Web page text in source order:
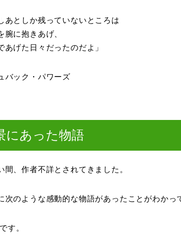
あとしか残っていないところは
腕に抱きあげ、
あげた日々だったのだよ」
バック・パワーズ
にあった物語
間、作者不詳とされてきました。
次のような感動的な物語があったことがわかっ
す。